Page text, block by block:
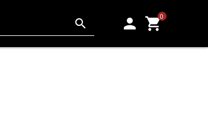
search person 0
shopping_cart